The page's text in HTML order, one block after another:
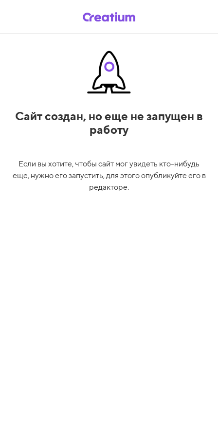
Сайт создан, но еще не запущен в
работу
Если вы хотите, чтобы сайт мог увидеть кто-нибудь
еще, нужно его запустить, для этого опубликуйте его в
редакторе.